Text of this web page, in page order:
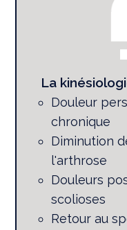
La
Douleur
chronique
Diminution
l'arthrose
Douleurs
scolioses
Retour au